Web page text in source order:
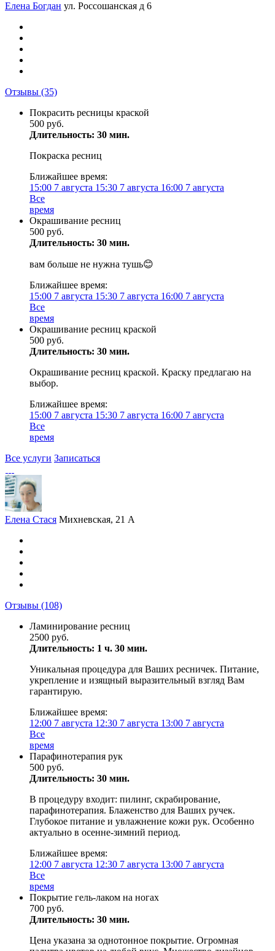
Елена Богдан ул. Россошанская д 6
Отзывы (35)
Покрасить ресницы краской
500 руб.
Длительность: 30 мин.
Покраска ресниц
Ближайшее время:
15:00 7 августа 15:30 7 августа 16:00 7 августа
Все
время
Окрашивание ресниц
500 руб.
Длительность: 30 мин.
вам больше не нужна тушь😊
Ближайшее время:
15:00 7 августа 15:30 7 августа 16:00 7 августа
Все
время
Окрашивание ресниц краской
500 руб.
Длительность: 30 мин.
Окрашивание ресниц краской. Краску предлагаю на
выбор.
Ближайшее время:
15:00 7 августа 15:30 7 августа 16:00 7 августа
Все
время
Все услуги Записаться
Елена Стася Михневская, 21 А
Отзывы (108)
Ламинирование ресниц
2500 руб.
Длительность: 1 ч. 30 мин.
Уникальная процедура для Ваших ресничек. Питание,
укрепление и изящный выразительный взгляд Вам
гарантирую.
Ближайшее время:
12:00 7 августа 12:30 7 августа 13:00 7 августа
Все
время
Парафинотерапия рук
500 руб.
Длительность: 30 мин.
В процедуру входит: пилинг, скрабирование,
парафинотерапия. Блаженство для Ваших ручек.
Глубокое питание и увлажнение кожи рук. Особенно
актуально в осенне-зимний период.
Ближайшее время:
12:00 7 августа 12:30 7 августа 13:00 7 августа
Все
время
Покрытие гель-лаком на ногах
700 руб.
Длительность: 30 мин.
Цена указана за однотонное покрытие. Огромная